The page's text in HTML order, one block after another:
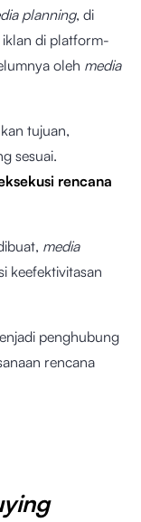
planning, di
di platform-
oleh media
tujuan,
sesuai.
rencana
media
keefektivitasan
penghubung
rencana